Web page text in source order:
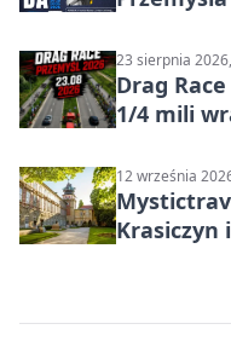
23 sierpnia
Drag
1/4 mili
12 września
Krasiczyn